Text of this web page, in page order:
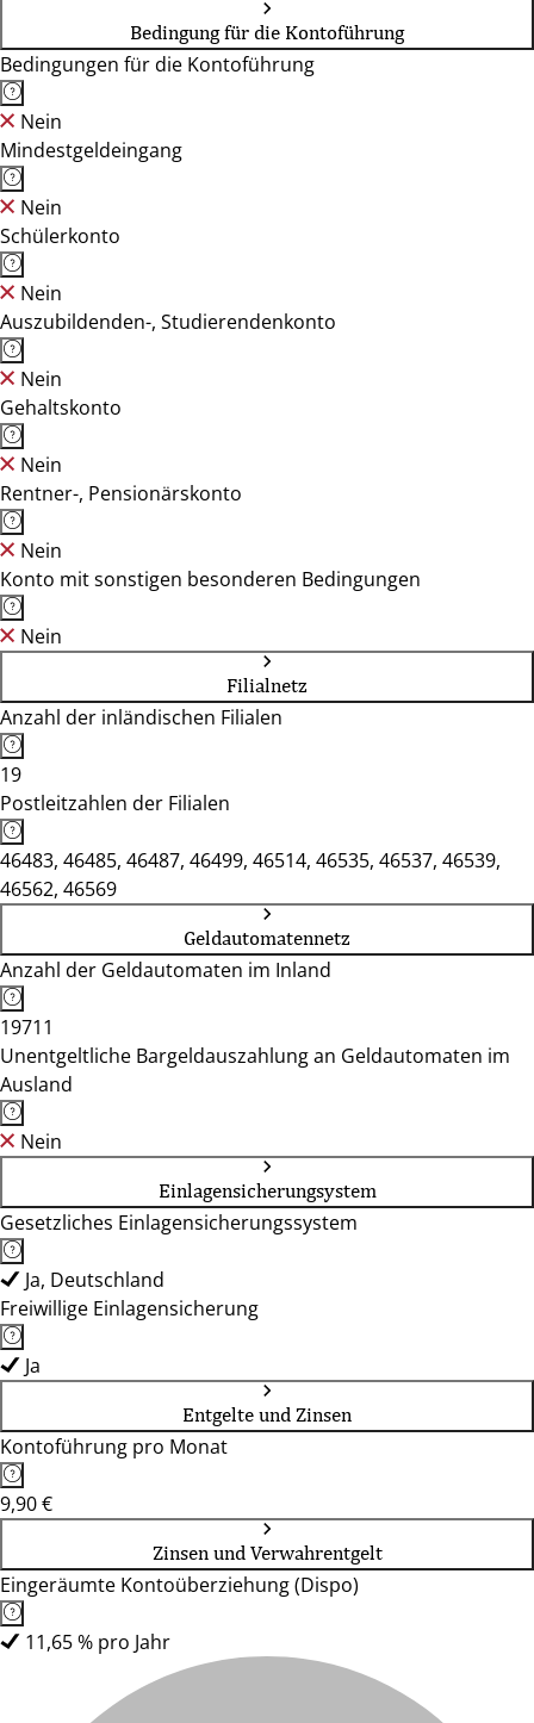
Bedingung für die Kontoführung
Bedingungen für die Kontoführung
Nein
Mindestgeldeingang
Nein
Schülerkonto
Nein
Auszubildenden-, Studierendenkonto
Nein
Gehaltskonto
Nein
Rentner-, Pensionärskonto
Nein
Konto mit sonstigen besonderen Bedingungen
Nein
Filialnetz
Anzahl der inländischen Filialen
19
Postleitzahlen der Filialen
46483, 46485, 46487, 46499, 46514, 46535, 46537, 46539,
46562, 46569
Geldautomatennetz
Anzahl der Geldautomaten im Inland
19711
Unentgeltliche Bargeldauszahlung an Geldautomaten im
Ausland
Nein
Einlagensicherungsystem
Gesetzliches Einlagensicherungssystem
Ja, Deutschland
Freiwillige Einlagensicherung
Ja
Entgelte und Zinsen
Kontoführung pro Monat
9,90 €
Zinsen und Verwahrentgelt
Eingeräumte Kontoüberziehung (Dispo)
11,65 % pro Jahr